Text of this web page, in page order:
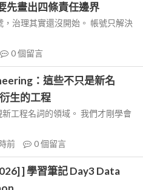
先畫出四條責任邊界
治理其實還沒開始。 帳號只解決
0個留言
：這些不只是新名
生的工程
工程名詞的領域。 我們才剛學會
前 0個留言
] 學習筆記 Day3 Data